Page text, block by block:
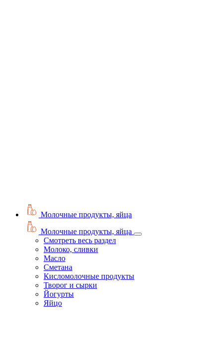
Молочные продукты, яйца
Молочные продукты, яйца
Смотреть весь раздел
Молоко, сливки
Масло
Сметана
Кисломолочные продукты
Творог и сырки
Йогурты
Яйцо